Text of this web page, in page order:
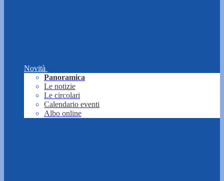
Novità
Panoramica
Le notizie
Le circolari
Calendario eventi
Albo online